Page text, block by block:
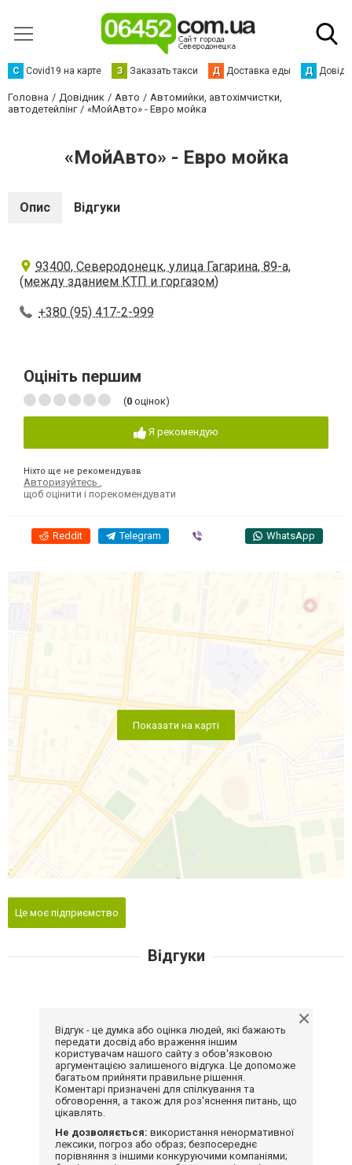
С Сovid19 на карте З Заказать такси Д Доставка еды Д
Головна Довідник Авто
Автомийки, автохімчистки,
автодетейлінг
«МойАвто» - Евро мойка
«МойАвто» - Евро мойка
Опис Відгуки
93400, Северодонецк, улица Гагарина, 89-а,
(между зданием КТП и горгазом)
+380 (95) 417-2-999
Оцініть першим
(0 оцінок)
Я рекомендую
Ніхто ще не рекомендував
Авторизуйтесь
щоб оцінити і порекомендувати
Reddit Telegram WhatsApp
Показати на карті
Це моє підприємство
Відгуки
Відгук - це думка або оцінка людей, які бажають
передати досвід або враження іншим
користувачам нашого сайту з обов'язковою
аргументацією залишеного відгука. Це допоможе
багатьом прийняти правильне рішення.
Коментарі призначені для спілкування та
обговорення, а також для роз'яснення питань, що
цікавлять.
Не дозволяється: використання ненормативної
лексики, погроз або образ; безпосереднє
порівняння з іншими конкуруючими компаніями;